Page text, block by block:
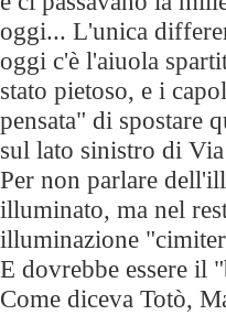
oggi... L'unica
oggi c'è l'aiuola
stato pietoso, e i
pensata" di spostare
sul lato sinistro di
Per non parlare
illuminato, ma nel
illuminazione
E dovrebbe essere il
Come diceva Totò,